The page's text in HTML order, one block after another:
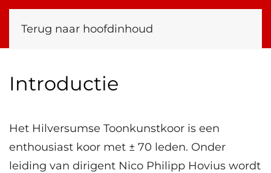
Terug naar hoofdinhoud
Introductie
Het Hilversumse Toonkunstkoor is een
enthousiast koor met ± 70 leden. Onder
leiding van dirigent Nico Philipp Hovius wordt